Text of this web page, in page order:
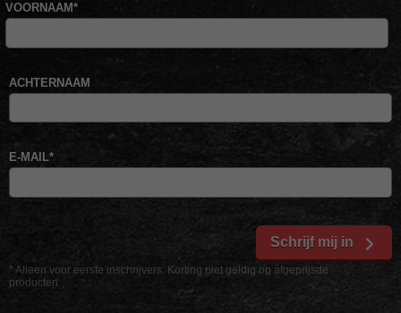
* Alleen voor eerste inschrijvers. Korting niet geldig op afgeprijsde
producten
VOORNAAM*
ACHTERNAAM
E-MAIL*
Schrijf mij in